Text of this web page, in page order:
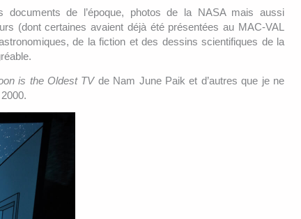
documents de l’époque, photos de la NASA mais aussi
(dont certaines avaient déjà été présentées au MAC-VAL
de la fiction et des dessins scientifiques de la
is the Oldest TVde Nam June Paik et d’autres que je ne